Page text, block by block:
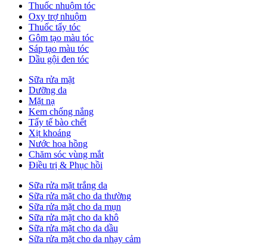
Thuốc nhuộm tóc
Oxy trợ nhuộm
Thuốc tẩy tóc
Gôm tạo màu tóc
Sáp tạo màu tóc
Dầu gội đen tóc
Sữa rửa mặt
Dưỡng da
Mặt nạ
Kem chống nắng
Tẩy tế bào chết
Xịt khoáng
Nước hoa hồng
Chăm sóc vùng mắt
Điều trị & Phục hồi
Sữa rửa mặt trắng da
Sữa rửa mặt cho da thường
Sữa rửa mặt cho da mụn
Sữa rửa mặt cho da khô
Sữa rửa mặt cho da dầu
Sữa rửa mặt cho da nhạy cảm